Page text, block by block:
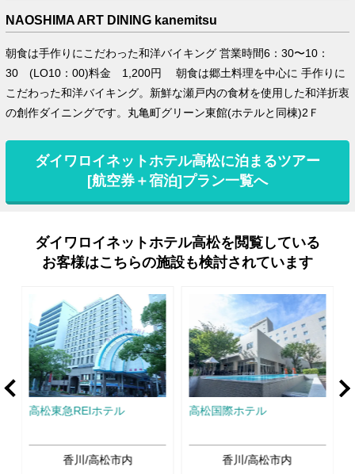
NAOSHIMA ART DINING kanemitsu
朝食は手作りにこだわった和洋バイキング 営業時間6：30〜10：
30 (LO10：00)料金 1,200円 朝食は郷土料理を中心に 手作りに
こだわった和洋バイキング。新鮮な瀬戸内の食材を使用した和洋折衷
の創作ダイニングです。丸亀町グリーン東館(ホテルと同棟)2Ｆ
ダイワロイネットホテル高松に泊まるツアー
[航空券＋宿泊]プラン一覧へ
ダイワロイネットホテル高松を閲覧している
お客様はこちらの施設も検討されています
高松東急REIホテル
香川/高松市内
高松国際ホテル
香川/高松市内